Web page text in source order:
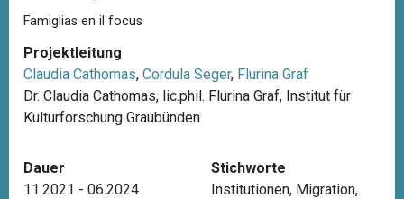
a
i
g
a
t
i
Famiglias en il focus
Projektleitung
Claudia Cathomas, Cordula Seger, Flurina Graf
Dr. Claudia Cathomas, lic.phil. Flurina Graf, Institut für
Kulturforschung Graubünden
Dauer
11.2021 - 06.2024
Stichworte
Institutionen, Migration,